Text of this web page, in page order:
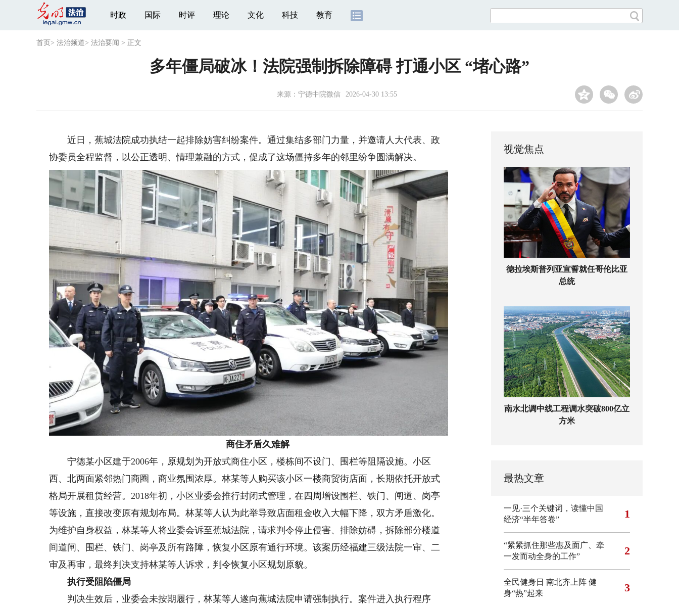
时政 国际 时评 理论 文化 科技 教育
首页 > 法治频道> 法治要闻 > 正文
多年僵局破冰！法院强制拆除障碍 打通小区 “堵心路”
来源： 宁德中院微信 2026-04-30 13:55
近日，蕉城法院成功执结一起排除妨害纠纷案件。通过集结多部门力量，并邀请人大代表、政
协委员全程监督，以公正透明、情理兼融的方式，促成了这场僵持多年的邻里纷争圆满解决。
商住矛盾久难解
宁德某小区建于2006年，原规划为开放式商住小区，楼栋间不设门、围栏等阻隔设施。小区
西、北两面紧邻热门商圈，商业氛围浓厚。林某等人购买该小区一楼商贸街店面，长期依托开放式
格局开展租赁经营。2018年初，小区业委会推行封闭式管理，在四周增设围栏、铁门、闸道、岗亭
等设施，直接改变原有规划布局。林某等人认为此举导致店面租金收入大幅下降，双方矛盾激化。
为维护自身权益，林某等人将业委会诉至蕉城法院，请求判令停止侵害、排除妨碍，拆除部分楼道
间道闸、围栏、铁门、岗亭及所有路障，恢复小区原有通行环境。该案历经福建三级法院一审、二
审及再审，最终判决支持林某等人诉求，判令恢复小区规划原貌。
执行受阻陷僵局
判决生效后，业委会未按期履行，林某等人遂向蕉城法院申请强制执行。案件进入执行程序
视觉焦点
德拉埃斯普列亚宣誓就任哥伦比亚
总统
南水北调中线工程调水突破800亿立
方米
最热文章
一见·三个关键词，读懂中国
经济“半年答卷”
1
“紧紧抓住那些惠及面广、牵
一发而动全身的工作”
2
全民健身日 南北齐上阵 健
身“热”起来
3